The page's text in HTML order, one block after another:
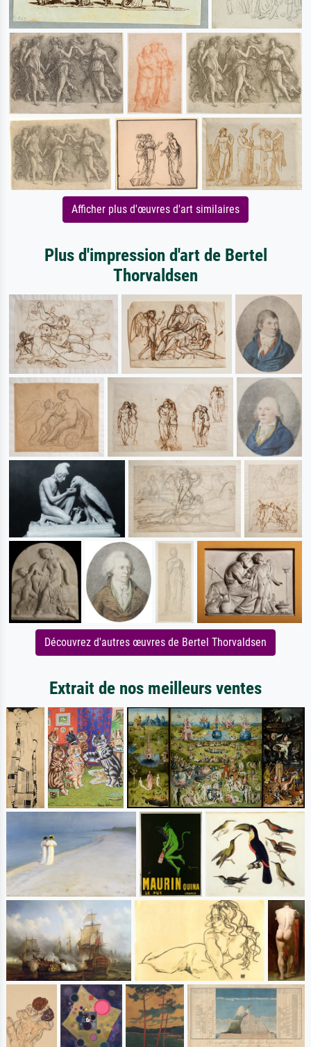
Afficher plus d'œuvres d'art similaires
Plus d'impression d'art de Bertel
Thorvaldsen
Découvrez d'autres œuvres de Bertel Thorvaldsen
Extrait de nos meilleurs ventes